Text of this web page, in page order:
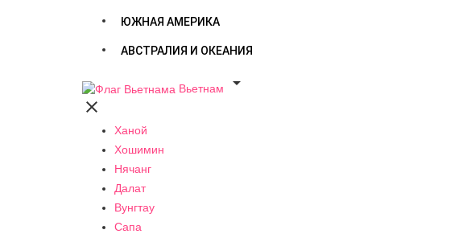
ЮЖНАЯ АМЕРИКА
АВСТРАЛИЯ И ОКЕАНИЯ
Вьетнам


Ханой
Хошимин
Нячанг
Далат
Вунгтау
Сапа